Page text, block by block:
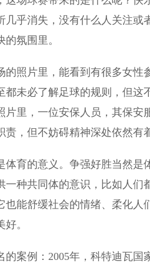
几乎消失，没有什么人关注
氛围里。
片里，能看到有很多女性
都未必了解足球的规则，但
片里，一位安保人员，其保
责，但不妨碍精神深处依然有
的意义。争强好胜当然是
一种共同体的意识，比如人
也能舒缓社会的情绪、柔化
。
例：2005年，科特迪瓦国